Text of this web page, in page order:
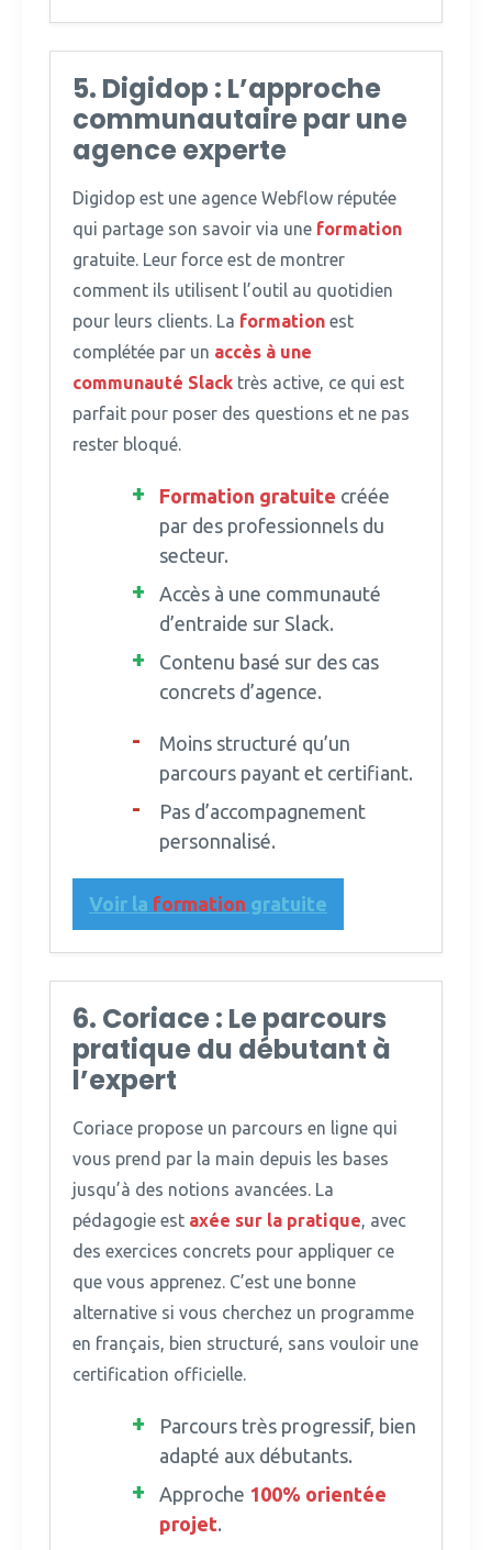
5. Digidop : L’approche
communautaire par une
agence experte
Digidop est une agence Webflow réputée
qui partage son savoir via une formation
gratuite. Leur force est de montrer
comment ils utilisent l’outil au quotidien
pour leurs clients. La formation est
complétée par un accès à une
communauté Slack très active, ce qui est
parfait pour poser des questions et ne pas
rester bloqué.
Formation gratuite créée
par des professionnels du
secteur.
Accès à une communauté
d’entraide sur Slack.
Contenu basé sur des cas
concrets d’agence.
Moins structuré qu’un
parcours payant et certifiant.
Pas d’accompagnement
personnalisé.
Voir la formation gratuite
6. Coriace : Le parcours
pratique du débutant à
l’expert
Coriace propose un parcours en ligne qui
vous prend par la main depuis les bases
jusqu’à des notions avancées. La
pédagogie est axée sur la pratique, avec
des exercices concrets pour appliquer ce
que vous apprenez. C’est une bonne
alternative si vous cherchez un programme
en français, bien structuré, sans vouloir une
certification officielle.
Parcours très progressif, bien
adapté aux débutants.
Approche 100% orientée
projet.